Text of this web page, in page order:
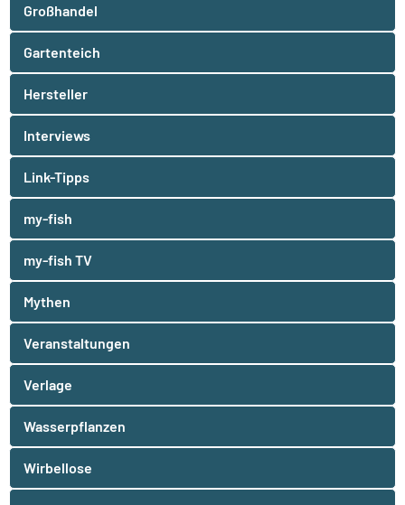
Großhandel
Gartenteich
Hersteller
Interviews
Link-Tipps
my-fish
my-fish TV
Mythen
Veranstaltungen
Verlage
Wasserpflanzen
Wirbellose